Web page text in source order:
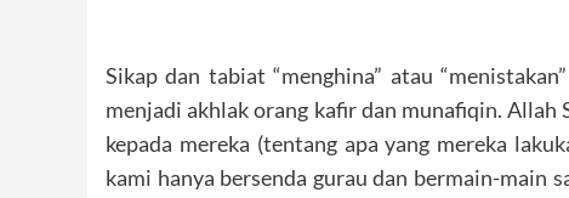
Sikap dan tabiat “menghina” atau
menjadi akhlak orang kafir dan munafiqin.
kepada mereka (tentang apa yang mereka
kami hanya bersenda gurau dan bermain-main